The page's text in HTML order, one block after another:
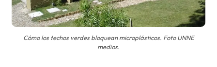
Cómo los techos verdes bloquean microplásticos. Foto UNNE
medios.